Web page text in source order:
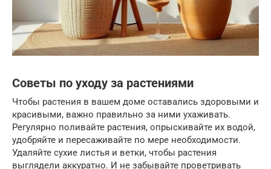
Советы по уходу за растениями
Чтобы растения в вашем доме оставались здоровыми и
красивыми, важно правильно за ними ухаживать.
Регулярно поливайте растения, опрыскивайте их водой,
удобряйте и пересаживайте по мере необходимости.
Удаляйте сухие листья и ветки, чтобы растения
выглядели аккуратно. И не забывайте проветривать